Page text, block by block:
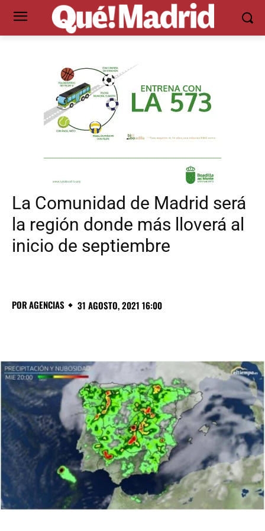
La Comunidad de Madrid será
la región donde más lloverá al
inicio de septiembre
PORAGENCIAS 31 AGOSTO, 2021 16:00